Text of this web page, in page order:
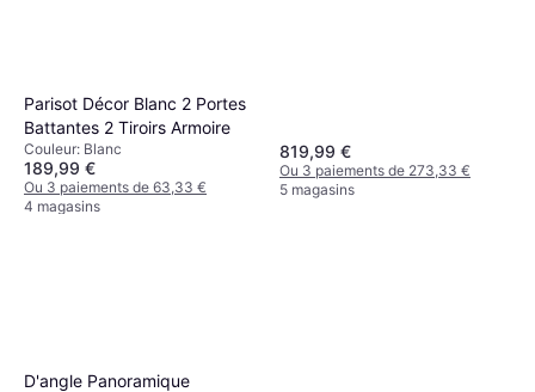
Parisot Décor Blanc 2 Portes
Battantes 2 Tiroirs Armoire
Couleur: Blanc
189,99 €
Ou 3 paiements de 63,33 €
4 magasins
819,99 €
Ou 3 paiements de 273,33 €
5 magasins
D'angle Panoramique